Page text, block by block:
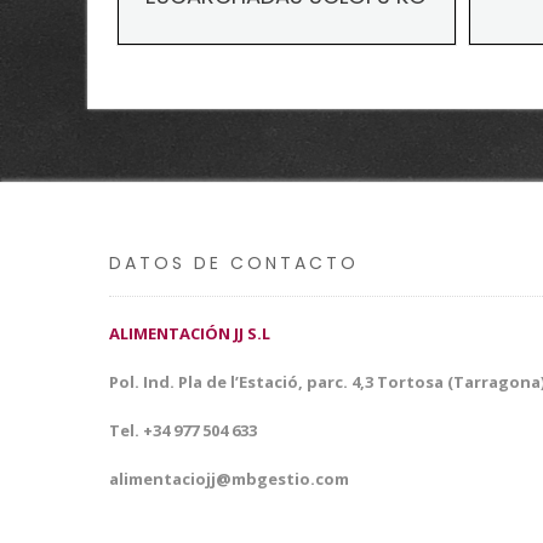
DATOS DE CONTACTO
ALIMENTACIÓN JJ S.L
Pol. Ind. Pla de l’Estació, parc. 4,3 Tortosa
Tel. +34 977 504 633
alimentaciojj@mbgestio.com